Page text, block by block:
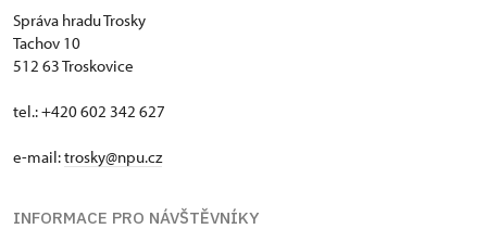
Správa hradu Trosky
Tachov 10
512 63 Troskovice
tel.: +420 602 342 627
e-mail:trosky@npu.cz
INFORMACE PRO NÁVŠTĚVNÍKY